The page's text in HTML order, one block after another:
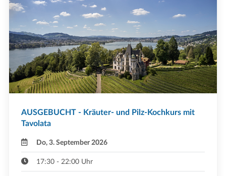
AUSGEBUCHT - Kräuter- und Pilz-Kochkurs mit
Tavolata
Do, 3. September 2026
17:30 - 22:00 Uhr